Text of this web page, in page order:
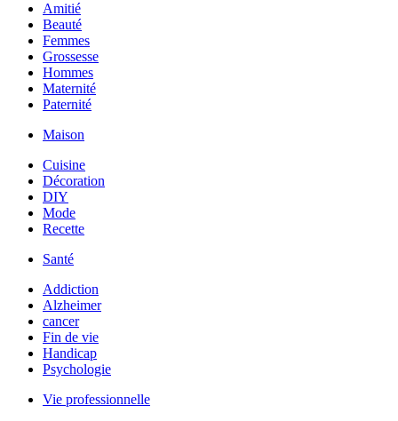
Amitié
Beauté
Femmes
Grossesse
Hommes
Maternité
Paternité
Maison
Cuisine
Décoration
DIY
Mode
Recette
Santé
Addiction
Alzheimer
cancer
Fin de vie
Handicap
Psychologie
Vie professionnelle